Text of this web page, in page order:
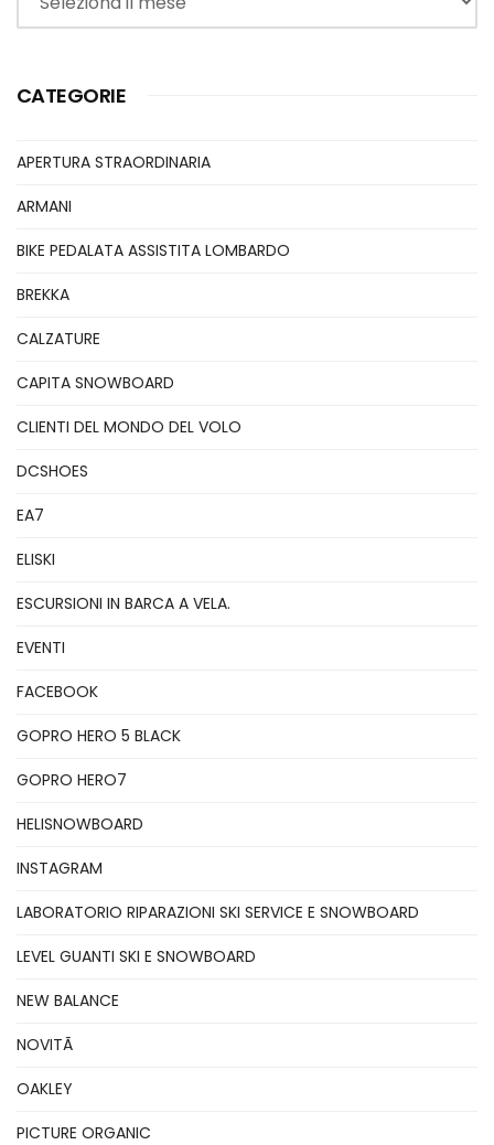
CATEGORIE
APERTURA STRAORDINARIA
ARMANI
BIKE PEDALATA ASSISTITA LOMBARDO
BREKKA
CALZATURE
CAPITA SNOWBOARD
CLIENTI DEL MONDO DEL VOLO
DCSHOES
EA7
ELISKI
ESCURSIONI IN BARCA A VELA.
EVENTI
FACEBOOK
GOPRO HERO 5 BLACK
GOPRO HERO7
HELISNOWBOARD
INSTAGRAM
LABORATORIO RIPARAZIONI SKI SERVICE E SNOWBOARD
LEVEL GUANTI SKI E SNOWBOARD
NEW BALANCE
NOVITÃ
OAKLEY
PICTURE ORGANIC